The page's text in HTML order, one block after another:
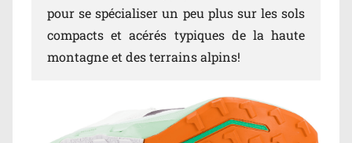
pour se spécialiser un peu plus sur les sols
compacts et acérés typiques de la haute
montagne et des terrains alpins!